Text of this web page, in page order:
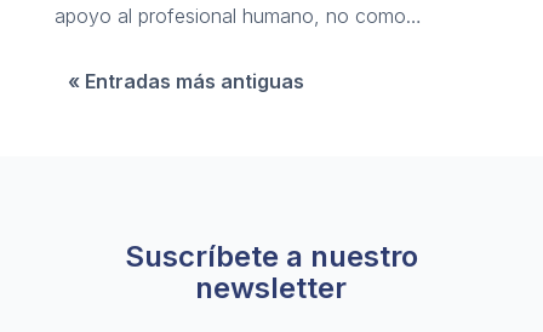
apoyo al profesional humano, no como
« Entradas más antiguas
Suscríbete a nuestro
newsletter